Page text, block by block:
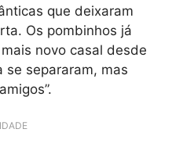
que deixaram
Os pombinhos já
novo casal desde
se separaram, mas